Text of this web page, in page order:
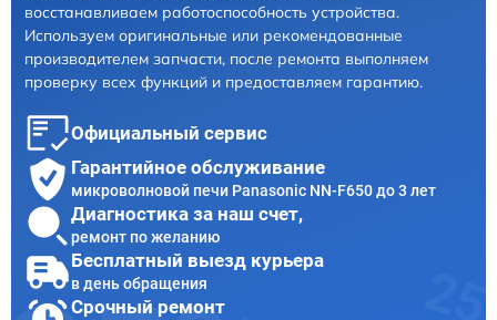
восстанавливаем работоспособность устройства.
Используем оригинальные или рекомендованные
производителем запчасти, после ремонта выполняем
проверку всех функций и предоставляем гарантию.
Официальный сервис
Гарантийное обслуживание
микроволновой печи Panasonic NN-F650 до 3 лет
Диагностика за наш счет,
ремонт по желанию
Бесплатный выезд курьера
в день обращения
Срочный ремонт